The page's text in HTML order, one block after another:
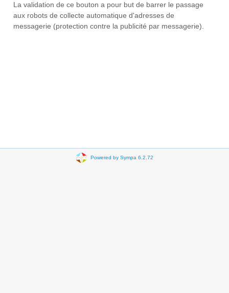
La validation de ce bouton a pour but de barrer le passage
aux robots de collecte automatique d'adresses de
messagerie (protection contre la publicité par messagerie).
Powered by Sympa 6.2.72